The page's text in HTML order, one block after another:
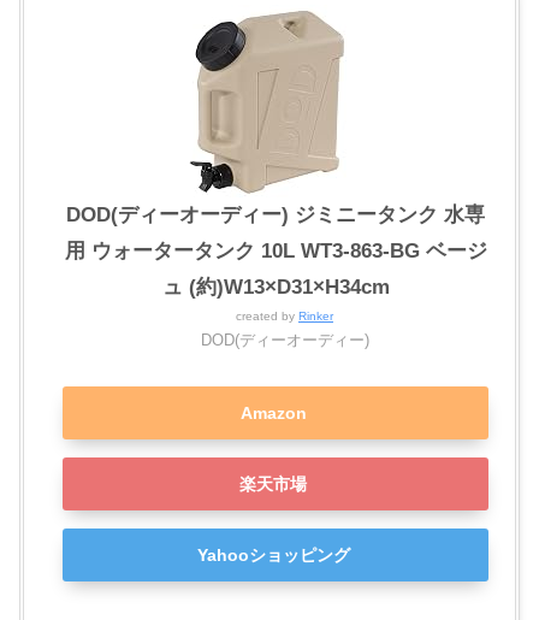
DOD(ディーオーディー) ジミニータンク 水専
用 ウォータータンク 10L WT3-863-BG ベージ
ュ (約)W13×D31×H34cm
created by Rinker
DOD(ディーオーディー)
Amazon
楽天市場
Yahooショッピング